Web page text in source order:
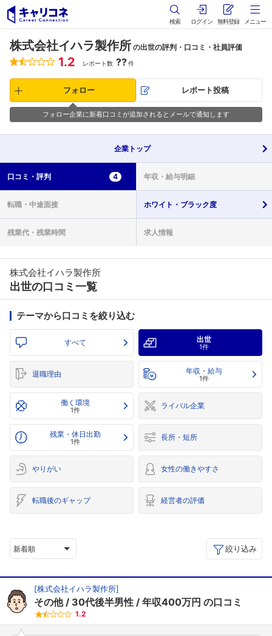
検索 ログイン 無料登録 メニュー
株式会社イハラ製作所 の出世の評判・口コミ・社員評価
1.2 レポート数 ??件
フォロー レポート投稿
フォロー企業に新着口コミが追加されるとメールで通知します
企業 トップ
口コミ・ 評判 4 年収・ 給与明細
転職・ 中途面接 ホワイト・ ブラック度
残業代・ 残業時間 求人情報
株式会社イハラ製作所
出世の口コミ一覧
テーマから口コミを絞り込む
すべて 出世
1件
退職理由 年収・給与
1件
働く環境
1件 ライバル企業
残業・休日出勤
1件 長所・短所
やりがい 女性の働きやすさ
転職後のギャップ 経営者の評価
新着順 絞り込み
[株式会社イハラ製作所]
その他 30代後半男性 年収400万円 の口コミ
1.2